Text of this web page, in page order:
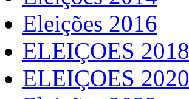
Eleições 2016
ELEIÇOES 2018
ELEIÇOES 2020